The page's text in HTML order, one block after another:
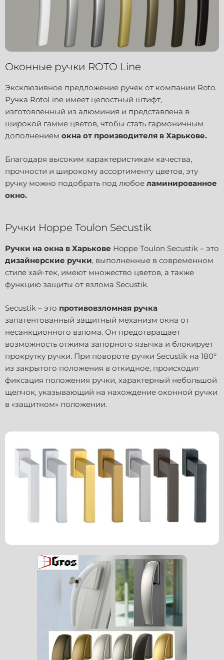
Оконные ручки ROTO Line
Эксклюзивное предложение ручек от компании Roto.
Ручка RotoLine имеет целостный штифт,
изготовленный из алюминия и представлена в
широкой гамме цветов, чтобы стать гармоничным
дополнением окна от производителя в Харькове.
Благодаря высоким характеристикам качества,
прочности и широкому ассортименту цветов, эту
ручку можно подобрать под любое ламинированное
окно.
Ручки Hoppe Toulon Secustik
Ручки на окна в Харькове Hoppe Toulon Secustik – это
дизайнерские ручки, выполненные в современном
стиле хай-тек, имеют множество цветов, а также
функцию защиты от взлома Secustik.
Secustik – это противовзломная ручка
запатентованный защитный механизм окна от
несанкционного взлома. Он предотвращает
возможность отжима запорного язычка и блокирует
прокрутку ручки. При повороте ручки Secustik на 180°
из закрытого положения в откидное, происходит
фиксация положения ручки, характерный небольшой
щелчок, указывающий на нахождение оконной ручки
в «защитном» положении.